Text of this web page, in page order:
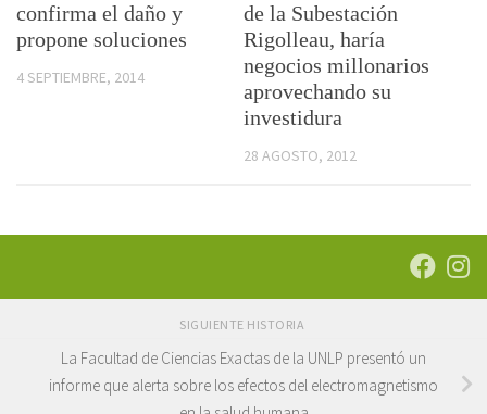
confirma el daño y
propone soluciones
4 SEPTIEMBRE, 2014
de la Subestación
Rigolleau, haría
negocios millonarios
aprovechando su
investidura
28 AGOSTO, 2012
SIGUIENTE HISTORIA
La Facultad de Ciencias Exactas de la UNLP presentó un
informe que alerta sobre los efectos del electromagnetismo